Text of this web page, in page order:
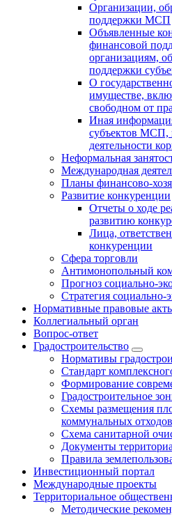
Организации,
поддержки МСП
Объявленные
финансовой
организациям,
поддержки
О
имуществе,
свободном от
Иная
субъектов МСП,
деятельности
Неформальная
Международная
Планы финансово-
Развитие конкуренции
Отчеты о ходе
развитию
Лица,
конкуренции
Сфера торговли
Антимонопольный
Прогноз социально-
Стратегия социально-
Нормативные правовые
Коллегиальный орган
Вопрос-ответ
Градостроительство
Нормативы
Стандарт
Формирование
Градостроительное
Схемы размещения
коммунальных отходов
Схема санитарной
Документы
Правила
Инвестиционный портал
Международные проекты
Территориальное
Методические